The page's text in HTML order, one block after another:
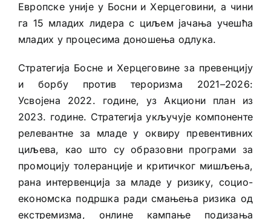
Европске уније у Босни и Херцеговини, а чини
га 15 младих лидера с циљем јачања учешћа
младих у процесима доношења одлука.
Стратегија Босне и Херцеговине за превенцију
и борбу против тероризма 2021–2026:
Усвојена 2022. године, уз Акциони план из
2023. године. Стратегија укључује компоненте
релевантне за младе у оквиру превентивних
циљева, као што су образовни програми за
промоцију толеранције и критичког мишљења,
рана интервенција за младе у ризику, социо-
економска подршка ради смањења ризика од
екстремизма, онлине кампање подизања